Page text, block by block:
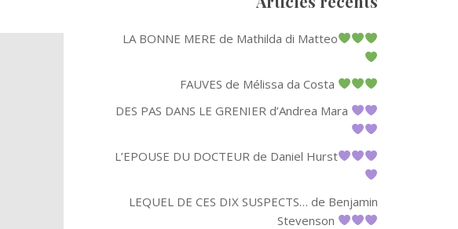
LA BONNE MERE de Mathilda di Matteo
FAUVES de Mélissa da Costa
DES PAS DANS LE GRENIER d’Andrea Mara
L’EPOUSE DU DOCTEUR de Daniel Hurst
LEQUEL DE CES DIX SUSPECTS… de Benjamin
Stevenson